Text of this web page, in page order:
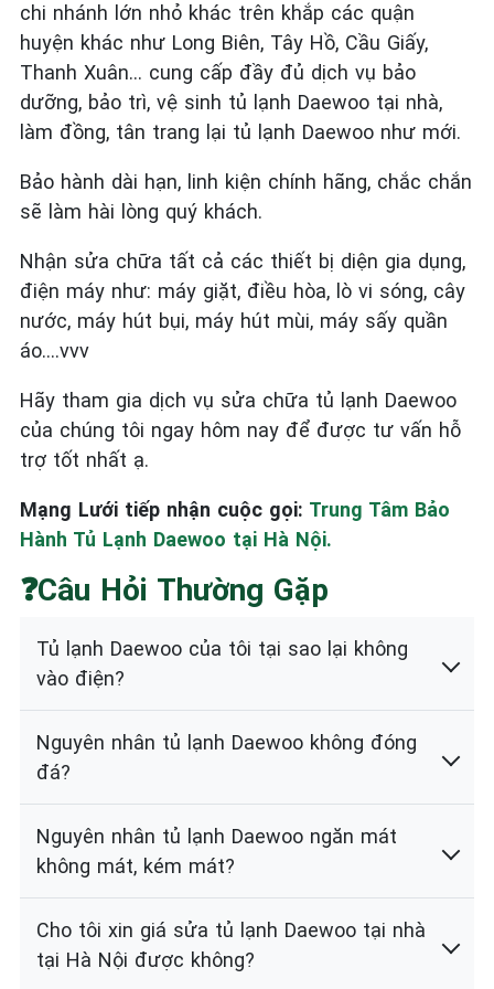
chi nhánh lớn nhỏ khác trên khắp các quận
huyện khác như Long Biên, Tây Hồ, Cầu Giấy,
Thanh Xuân… cung cấp đầy đủ dịch vụ bảo
dưỡng, bảo trì, vệ sinh tủ lạnh Daewoo tại nhà,
làm đồng, tân trang lại tủ lạnh Daewoo như mới.
Bảo hành dài hạn, linh kiện chính hãng, chắc chắn
sẽ làm hài lòng quý khách.
Nhận sửa chữa tất cả các thiết bị diện gia dụng,
điện máy như: máy giặt, điều hòa, lò vi sóng, cây
nước, máy hút bụi, máy hút mùi, máy sấy quần
áo….vvv
Hãy tham gia dịch vụ sửa chữa tủ lạnh Daewoo
của chúng tôi ngay hôm nay để được tư vấn hỗ
trợ tốt nhất ạ.
Mạng Lưới tiếp nhận cuộc gọi: Trung Tâm Bảo
Hành Tủ Lạnh Daewoo tại Hà Nội.
❓Câu Hỏi Thường Gặp
Tủ lạnh Daewoo của tôi tại sao lại không
vào điện?
Nguyên nhân tủ lạnh Daewoo không đóng
đá?
Nguyên nhân tủ lạnh Daewoo ngăn mát
không mát, kém mát?
Cho tôi xin giá sửa tủ lạnh Daewoo tại nhà
tại Hà Nội được không?